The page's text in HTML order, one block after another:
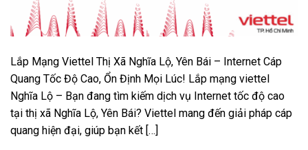
Lắp Mạng Viettel Thị Xã Nghĩa Lộ, Yên Bái – Internet Cáp
Quang Tốc Độ Cao, Ổn Định Mọi Lúc! Lắp mạng viettel
Nghĩa Lộ – Bạn đang tìm kiếm dịch vụ Internet tốc độ cao
tại thị xã Nghĩa Lộ, Yên Bái? Viettel mang đến giải pháp cáp
quang hiện đại, giúp bạn kết […]